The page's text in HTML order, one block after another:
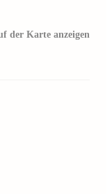
der Karte anzeigen